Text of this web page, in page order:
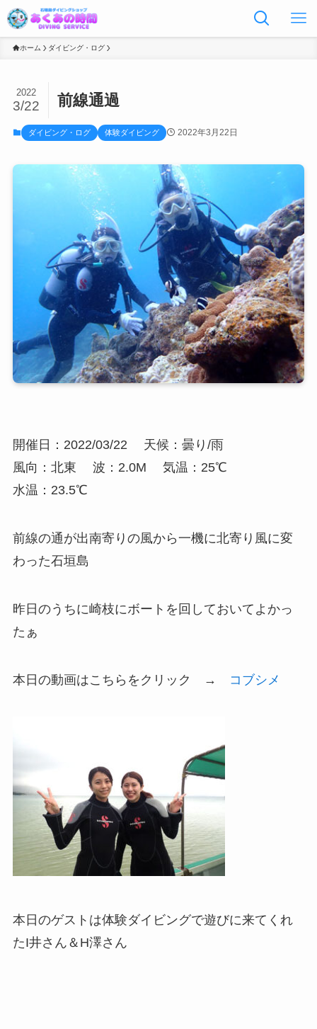
ホーム ダイビング・ログ
前線通過
2022
3/22
ダイビング・ログ 体験ダイビング 2022年3月22日
開催日：2022/03/22
天候：曇り/雨
風向：北東
波：2.0M
気温：25℃
水温：23.5℃
前線の通が出南寄りの風から一機に北寄り風に変
わった石垣島
昨日のうちに崎枝にボートを回しておいてよかっ
たぁ
本日の動画はこちらをクリック → コブシメ
本日のゲストは体験ダイビングで遊びに来てくれ
たI井さん＆H澤さん